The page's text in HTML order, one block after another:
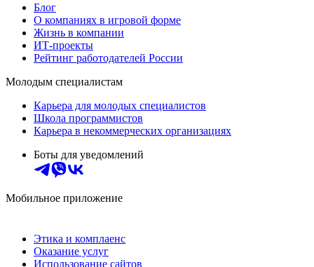
Блог
О компаниях в игровой форме
Жизнь в компании
ИТ-проекты
Рейтинг работодателей России
Молодым специалистам
Карьера для молодых специалистов
Школа программистов
Карьера в некоммерческих организациях
Боты для уведомлений
Мобильное приложение
Этика и комплаенс
Оказание услуг
Использование сайтов